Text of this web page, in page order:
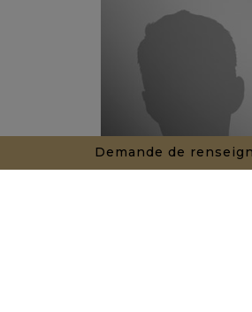
Demande de